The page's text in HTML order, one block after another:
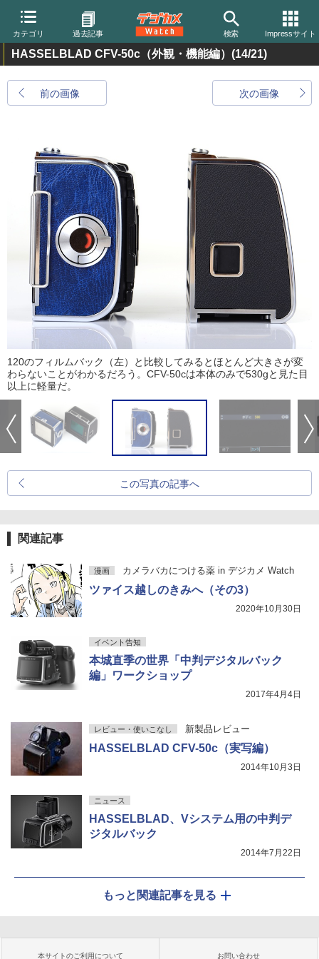
カテゴリ 過去記事 検索 Impressサイト
HASSELBLAD CFV-50c（外観・機能編） (14/21)
前の画像 次の画像
120のフィルムバック（左）と比較してみるとほとんど大きさが変
わらないことがわかるだろう。CFV-50cは本体のみで530gと見た目
以上に軽量だ。
この写真の記事へ
関連記事
漫画 カメラバカにつける薬 in デジカメ Watch
ツァイス越しのきみへ（その3）
2020年10月30日
イベント告知
本城直季の世界「中判デジタルバック
編」ワークショップ
2017年4月4日
レビュー・使いこなし 新製品レビュー
HASSELBLAD CFV-50c（実写編）
2014年10月3日
ニュース
HASSELBLAD、Vシステム用の中判デ
ジタルバック
2014年7月22日
もっと関連記事を見る
本サイトのご利用について お問い合わせ